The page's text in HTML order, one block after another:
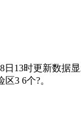
时更新数据
3 6个?。